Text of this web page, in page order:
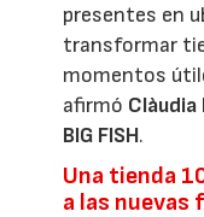
presentes en
transformar
momentos
afirmó
BIG FISH.
Una tienda
a las nuevas